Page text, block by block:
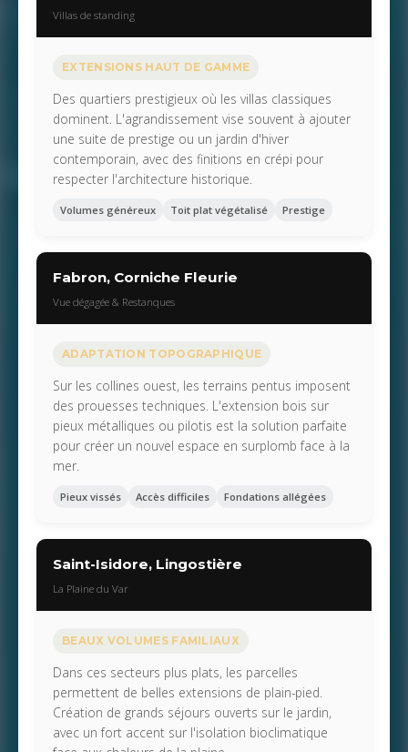
Villas de standing
EXTENSIONS HAUT DE GAMME
Des quartiers prestigieux où les villas classiques
dominent. L'agrandissement vise souvent à ajouter
une suite de prestige ou un jardin d'hiver
contemporain, avec des finitions en crépi pour
respecter l'architecture historique.
Volumes généreux Toit plat végétalisé Prestige
Fabron, Corniche Fleurie
Vue dégagée & Restanques
ADAPTATION TOPOGRAPHIQUE
Sur les collines ouest, les terrains pentus imposent
des prouesses techniques. L'extension bois sur
pieux métalliques ou pilotis est la solution parfaite
pour créer un nouvel espace en surplomb face à la
mer.
Pieux vissés Accès difficiles Fondations allégées
Saint-Isidore, Lingostière
La Plaine du Var
BEAUX VOLUMES FAMILIAUX
Dans ces secteurs plus plats, les parcelles
permettent de belles extensions de plain-pied.
Création de grands séjours ouverts sur le jardin,
avec un fort accent sur l'isolation bioclimatique